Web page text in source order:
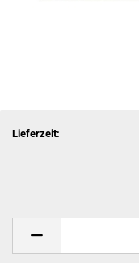
Lieferzeit: